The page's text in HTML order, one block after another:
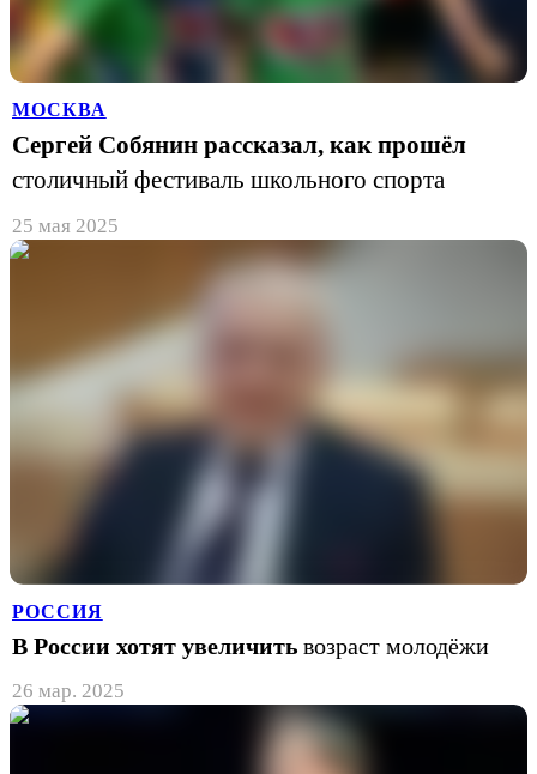
МОСКВА
Сергей Собянин рассказал, как прошёл
столичный фестиваль школьного спорта
25 мая 2025
РОССИЯ
В России хотят увеличить возраст молодёжи
26 мар. 2025